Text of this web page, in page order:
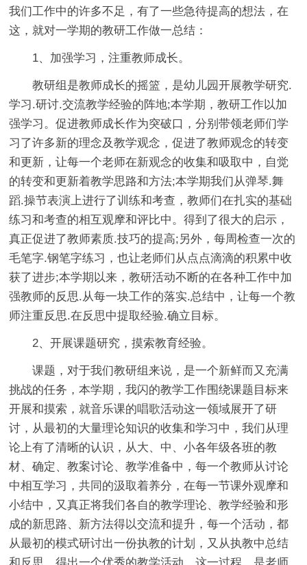
我们工作中的许多不足，有了一些急待提高的想法，在
这，就对一学期的教研工作做一总结：
1、加强学习，注重教师成长。
教研组是教师成长的摇篮，是幼儿园开展教学研究.
学习.研讨.交流教学经验的阵地;本学期，教研工作以加
强学习。促进教师成长作为突破口，分别带领老师们学
习了许多新的理念及教学观念，促进了教师观念的转变
和更新，让每一个老师在新观念的收集和吸取中，自觉
的转变和更新着教学思路和方法;本学期我们从弹琴.舞
蹈.操节表演上进行了训练和考查，教师们在扎实的基础
练习和考查的相互观摩和评比中。得到了很大的启示，
真正促进了教师素质.技巧的提高;另外，每周检查一次的
毛笔字.钢笔字练习，也让老师们从点点滴滴的积累中收
获了进步;本学期以来，教研活动不断的在各种工作中加
强教师的反思.从每一块工作的落实.总结中，让每一个教
师注重反思.在反思中提取经验.确立目标。
2、开展课题研究，摸索教育经验。
课题，对于我们教研组来说，是一个新鲜而又充满
挑战的任务，本学期，我闪的教学工作围绕课题目标来
开展和摸索，就音乐课的唱歌活动这一领域展开了研
讨，从最初的大量理论知识的收集和学习中，我们从理
论上有了清晰的认识，从大、中、小各年级各班的教
材、确定、教案讨论、教学准备中，每一个教师从讨论
中相互学习，共同的汲取着养分，在每一节课外观摩和
小结中，又真正将我们各自的教学理论、教学经验和形
成的新思路、新方法得以交流和提升，每一个活动，都
从最初的模式研讨出一份执教的计划，又从执教中总结